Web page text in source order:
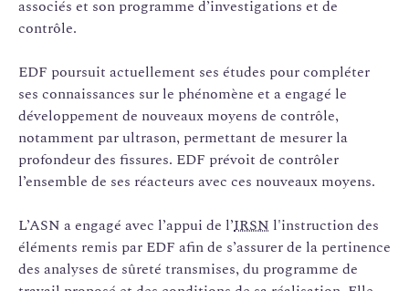
associés et son programme d’investigations et de
contrôle.
EDF poursuit actuellement ses études pour compléter
ses connaissances sur le phénomène et a engagé le
développement de nouveaux moyens de contrôle,
notamment par ultrason, permettant de mesurer la
profondeur des fissures. EDF prévoit de contrôler
l’ensemble de ses réacteurs avec ces nouveaux moyens.
L’ASN a engagé avec l’appui de l’IRSN l'instruction des
éléments remis par EDF afin de s’assurer de la pertinence
des analyses de sûreté transmises, du programme de